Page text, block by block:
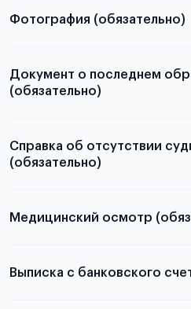
статье справка с места учёбы в
паспорта
Фотография (обязательно)
Документ о последнем
(обязательно)
Подробная информация о том,
Справка об отсутствии
(обязательно)
Медицинский осмотр
Для примеров
Выписка с банковского